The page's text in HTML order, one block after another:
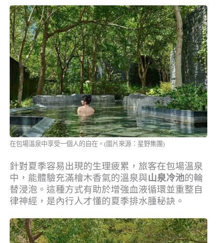
在包場溫泉中享受一個人的自在。(圖片來源：星野集團)
針對夏季容易出現的生理疲累，旅客在包場溫泉
中，能體驗充滿檜木香氣的溫泉與山泉冷池的輪
替浸泡。這種方式有助於增強血液循環並重整自
律神經，是內行人才懂的夏季排水腫秘訣。